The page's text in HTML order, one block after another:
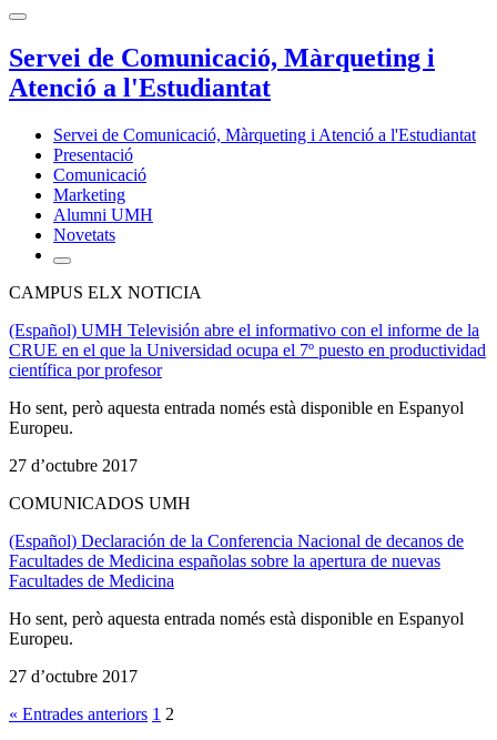
Servei de Comunicació, Màrqueting i
Atenció a l'Estudiantat
Servei de Comunicació, Màrqueting i Atenció a l'Estudiantat
Presentació
Comunicació
Marketing
Alumni UMH
Novetats
CAMPUS ELX NOTICIA
(Español) UMH Televisión abre el informativo con el informe de la
CRUE en el que la Universidad ocupa el 7º puesto en productividad
científica por profesor
Ho sent, però aquesta entrada només està disponible en Espanyol
Europeu.
27 d’octubre 2017
COMUNICADOS UMH
(Español) Declaración de la Conferencia Nacional de decanos de
Facultades de Medicina españolas sobre la apertura de nuevas
Facultades de Medicina
Ho sent, però aquesta entrada només està disponible en Espanyol
Europeu.
27 d’octubre 2017
« Entrades anteriors 1 2